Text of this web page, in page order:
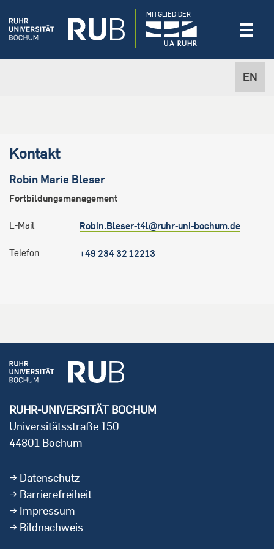
EN
MITGLIED DER
Kontakt
Robin Marie Bleser
Fortbildungsmanagement
E-Mail Robin.Bleser-t4l@ruhr-uni-bochum.de
Telefon +49 234 32 12213
RUHR-UNIVERSITÄT BOCHUM
Universitätsstraße 150
44801 Bochum
Datenschutz
Barrierefreiheit
Impressum
Bildnachweis